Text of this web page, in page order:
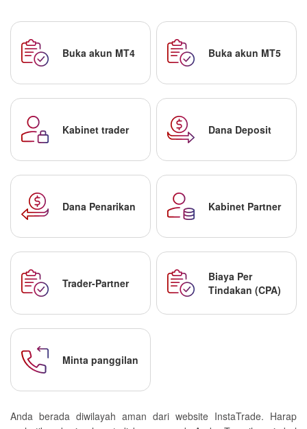
Buka akun MT4 Buka akun MT5
Kabinet trader Dana Deposit
Dana Penarikan Kabinet Partner
Trader-Partner
Biaya Per
Tindakan (CPA)
Minta panggilan
Anda berada diwilayah aman dari website InstaTrade. Harap